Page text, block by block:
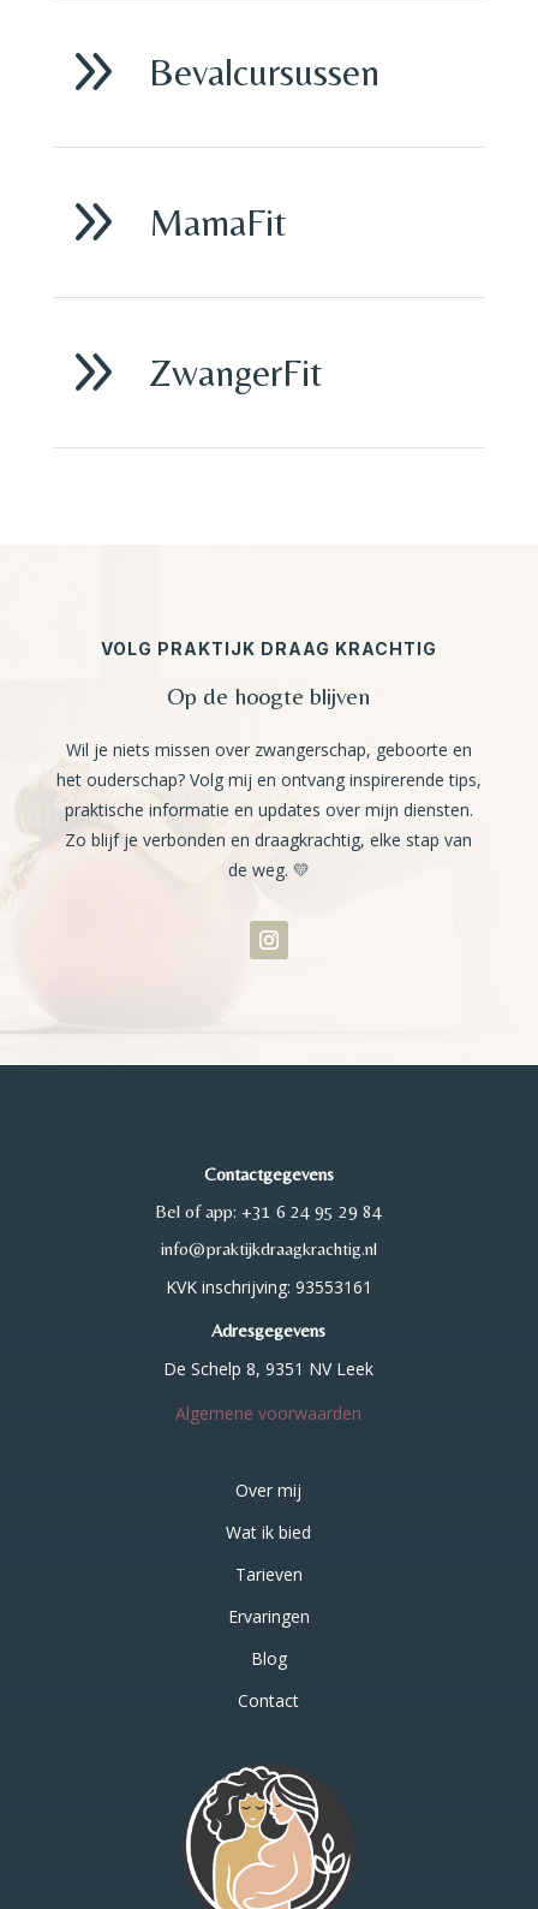
9 Bevalcursussen
9 MamaFit
9 ZwangerFit
VOLG PRAKTIJK DRAAG KRACHTIG
Op de hoogte blijven
Wil je niets missen over zwangerschap, geboorte en
het ouderschap? Volg mij en ontvang inspirerende tips,
praktische informatie en updates over mijn diensten.
Zo blijf je verbonden en draagkrachtig, elke stap van
de weg. 💛
Contactgegevens
Bel of app: +31 6 24 95 29 84
info@praktijkdraagkrachtig.nl
KVK inschrijving: 93553161
Adresgegevens
De Schelp 8, 9351 NV Leek
Algemene voorwaarden
Over mij
Wat ik bied
Tarieven
Ervaringen
Blog
Contact